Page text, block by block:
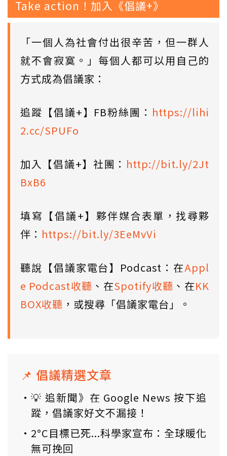
Take action！加入《倡議+》
「一個人為社會付出很辛苦，但一群人
就不會寂寞。」每個人都可以用自己的
方式成為倡議家：
追蹤【倡議+】FB粉絲團： https://lihi
2.cc/SPUFo
加入【倡議+】社團： http://bit.ly/2Jt
BxB6
填寫【倡議+】夥伴媒合表單，找尋夥
伴： https://bit.ly/3EeMvVi
聽說【倡議家電台】Podcast：在Appl
e Podcast收聽 、在Spotify收聽 、在KK
BOX收聽 ，或搜尋「倡議家電台」。
📌 倡議精選文章
💡 追新聞》在 Google News 按下追
蹤，倡議家好文不漏接！
2°C目標已死...科學家宣布：全球暖化
無可挽回